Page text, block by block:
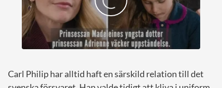
Carl Philip har alltid haft en särskild relation till det